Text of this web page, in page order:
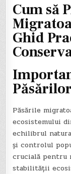
Cum să
Ghid
Păsările
ecosistemului
echilibrul
și controlul
crucială pentru
stabilității